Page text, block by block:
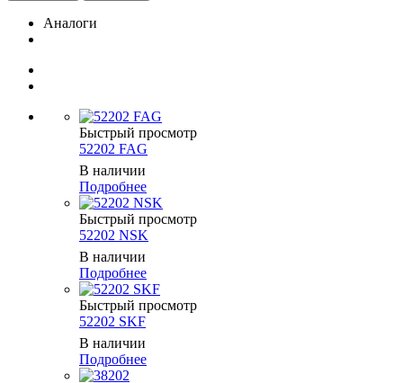
Аналоги
Быстрый просмотр
52202 FAG
В наличии
Подробнее
Быстрый просмотр
52202 NSK
В наличии
Подробнее
Быстрый просмотр
52202 SKF
В наличии
Подробнее